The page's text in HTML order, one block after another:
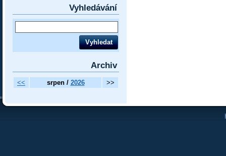
Vyhledávání
Archiv
<< srpen / 2026 >>